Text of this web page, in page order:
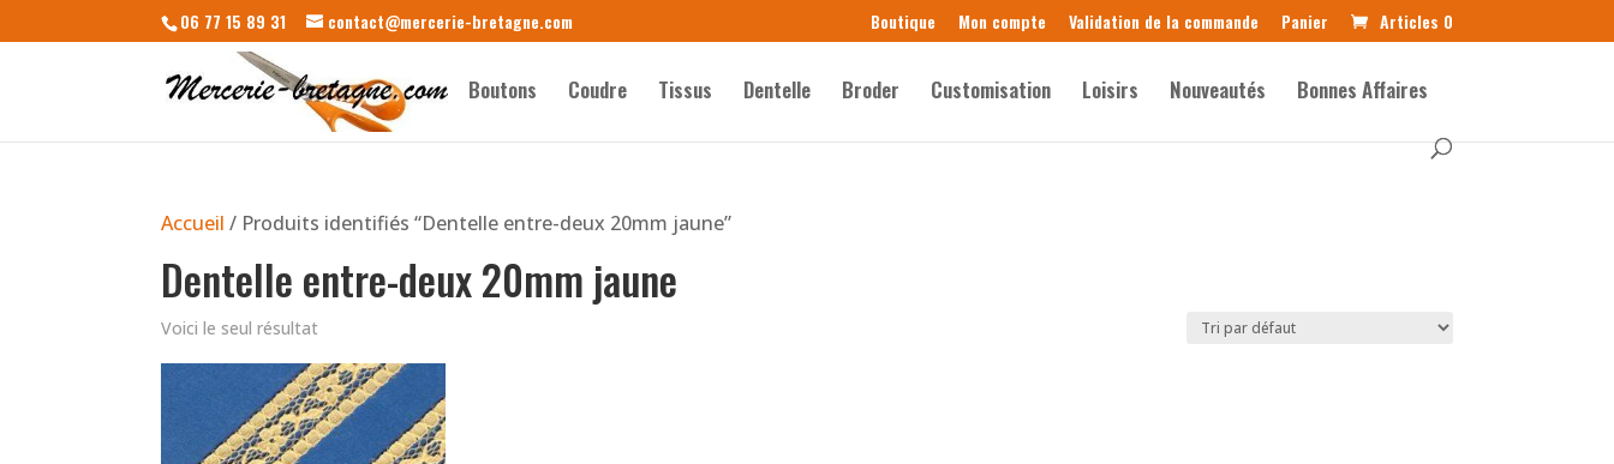
06 77 15 89 31 contact@mercerie-bretagne.com Boutique Mon compte Validation de la commande Panier Articles 0
Boutons Coudre Tissus Dentelle Broder Customisation Loisirs Nouveautés Bonnes Affaires
Accueil / Produits identifiés “Dentelle entre-deux 20mm jaune”
Dentelle entre-deux 20mm jaune
Voici le seul résultat